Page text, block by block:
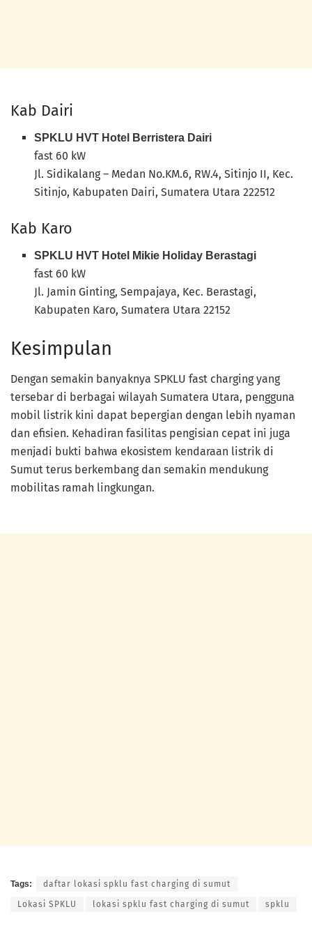
Kab Dairi
SPKLU HVT Hotel Berristera Dairi
fast 60 kW
Jl. Sidikalang – Medan No.KM.6, RW.4, Sitinjo II, Kec.
Sitinjo, Kabupaten Dairi, Sumatera Utara 222512
Kab Karo
SPKLU HVT Hotel Mikie Holiday Berastagi
fast 60 kW
Jl. Jamin Ginting, Sempajaya, Kec. Berastagi,
Kabupaten Karo, Sumatera Utara 22152
Kesimpulan
Dengan semakin banyaknya SPKLU fast charging yang
tersebar di berbagai wilayah Sumatera Utara, pengguna
mobil listrik kini dapat bepergian dengan lebih nyaman
dan efisien. Kehadiran fasilitas pengisian cepat ini juga
menjadi bukti bahwa ekosistem kendaraan listrik di
Sumut terus berkembang dan semakin mendukung
mobilitas ramah lingkungan.
Tags: daftar lokasi spklu fast charging di sumut
Lokasi SPKLU lokasi spklu fast charging di sumut spklu